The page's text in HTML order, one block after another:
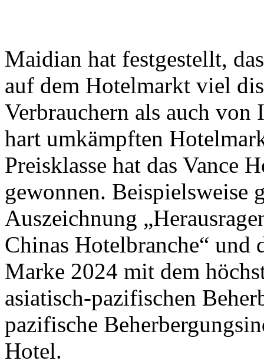
Maidian hat festgestellt,
auf dem Hotelmarkt viel
Verbrauchern als auch
hart umkämpften
Preisklasse hat das Vance
gewonnen. Beispielsweise
Auszeichnung
Chinas Hotelbranche“
Marke 2024 mit dem
asiatisch-pazifischen
pazifische
Hotel.